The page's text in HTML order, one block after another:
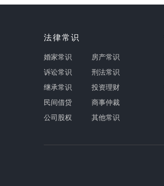
法律常识
婚家常识
房产常识
诉讼常识
刑法常识
继承常识
投资理财
民间借贷
商事仲裁
公司股权
其他常识